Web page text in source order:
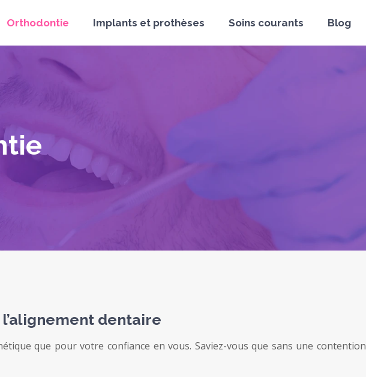
Orthodontie Implants et prothèses Soins courants Blog
dentaire
que pour votre confiance en vous. Saviez-vous que sans une contention